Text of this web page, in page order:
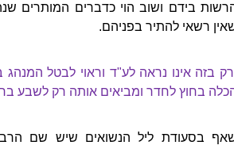
בידם ושוב הוי כדברים המותרים
רשאי להתיר בפניהם.
בזה אינו נראה לע"ד וראוי לבטל
בחוץ לחדר ומביאים אותה רק לשבע
בסעודת ליל הנשואים שיש שם